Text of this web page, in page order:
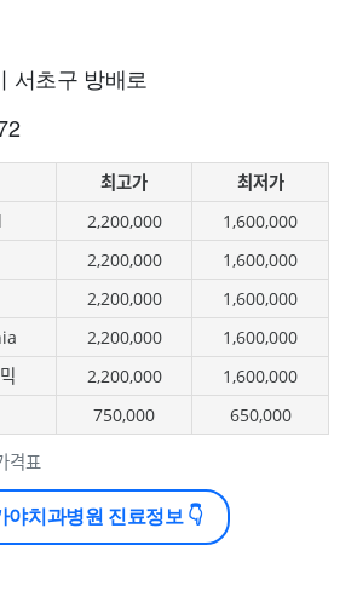
서초구 방배로
격표
최고가
최저가
2,200,000
1,600,000
2,200,000
1,600,000
2,200,000
1,600,000
2,200,000
1,600,000
2,200,000
1,600,000
750,000 650,000
야치과병원 진료정보 👇